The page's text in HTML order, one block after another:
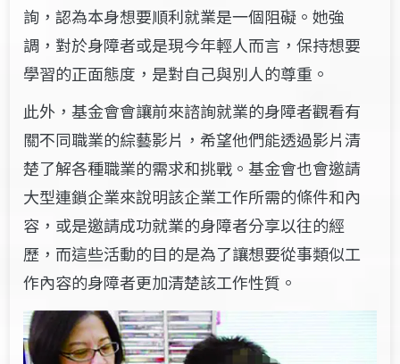
詢，認為本身想要順利就業是一個阻礙。她強
調，對於身障者或是現今年輕人而言，保持想要
學習的正面態度，是對自己與別人的尊重。
此外，基金會會讓前來諮詢就業的身障者觀看有
關不同職業的綜藝影片，希望他們能透過影片清
楚了解各種職業的需求和挑戰。基金會也會邀請
大型連鎖企業來說明該企業工作所需的條件和內
容，或是邀請成功就業的身障者分享以往的經
歷，而這些活動的目的是為了讓想要從事類似工
作內容的身障者更加清楚該工作性質。